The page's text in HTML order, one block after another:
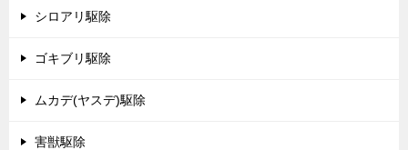
シロアリ駆除
ゴキブリ駆除
ムカデ(ヤスデ)駆除
害獣駆除